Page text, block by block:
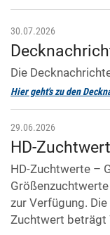
30.07.2026
Die
Hier geht's zu den
29.06.2026
HD-
HD-Zuchtwerte –
zur Verfügung.
Zuchtwert beträgt